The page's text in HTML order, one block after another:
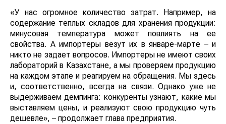
«У нас огромное количество затрат. Например, на
содержание теплых складов для хранения продукции:
минусовая температура может повлиять на ее
свойства. А импортеры везут их в январе-марте – и
никто не задает вопросов. Импортеры не имеют своих
лабораторий в Казахстане, а мы проверяем продукцию
на каждом этапе и реагируем на обращения. Мы здесь
и, соответственно, всегда на связи. Однако уже не
выдерживаем демпинга: конкуренты узнают, какие мы
выставляем цены, и реализуют свою продукцию чуть
дешевле», – продолжает глава предприятия.